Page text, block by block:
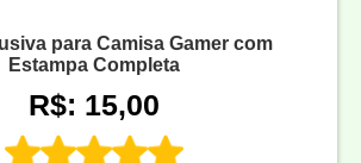
para Camisa Gamer com
Estampa Completa
R$: 15,00